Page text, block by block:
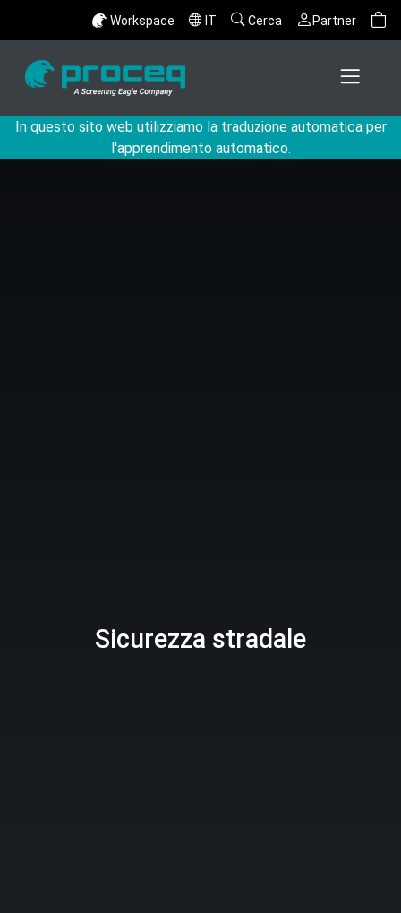
Workspace IT Cerca Partner
In questo sito web utilizziamo la traduzione automatica per
l'apprendimento automatico.
Sicurezza stradale